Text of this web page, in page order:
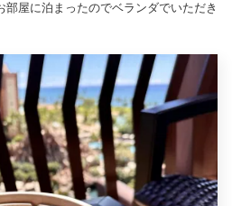
屋に泊まったのでベランダでいただき